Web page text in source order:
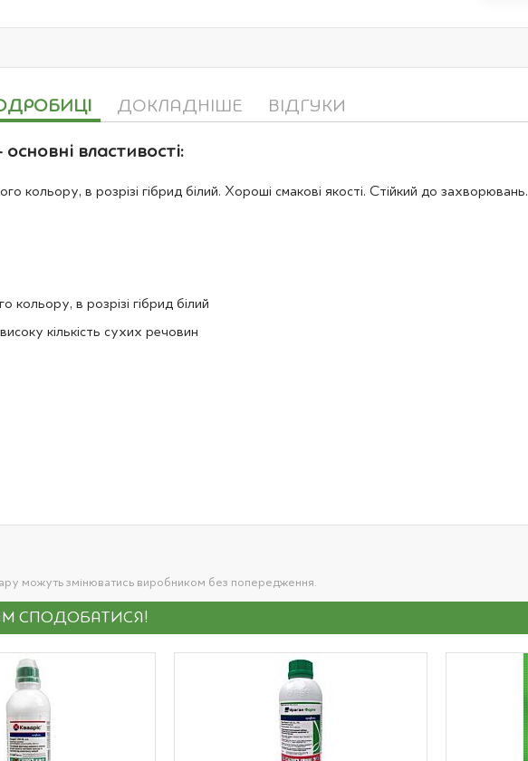
властивості:
кольору, в розрізі гібрид білий. Хороші смакові якості. Стійкий до захворювань.
кольору, в розрізі гібрид білий
кількість сухих речовин
ДОКЛАДНІШЕ ВІДГУКИ
можуть змінюватись виробником без попередження.
СПОДОБАТИСЯ!